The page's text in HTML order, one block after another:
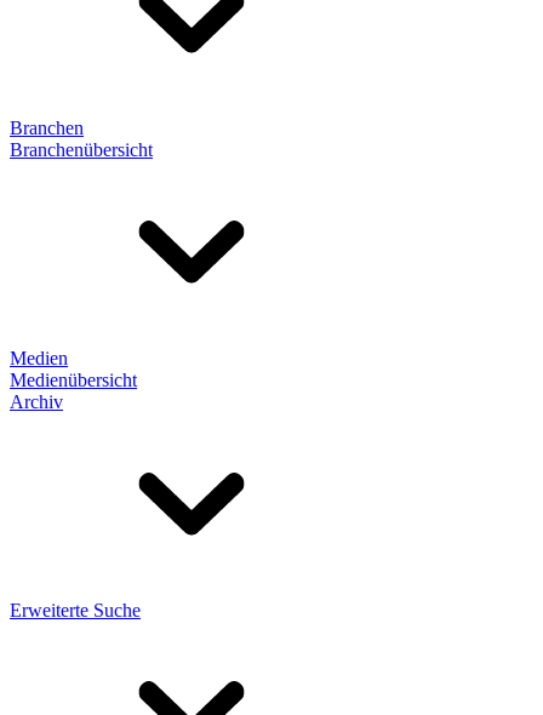
Branchen
Branchenübersicht
Medien
Medienübersicht
Archiv
Erweiterte Suche